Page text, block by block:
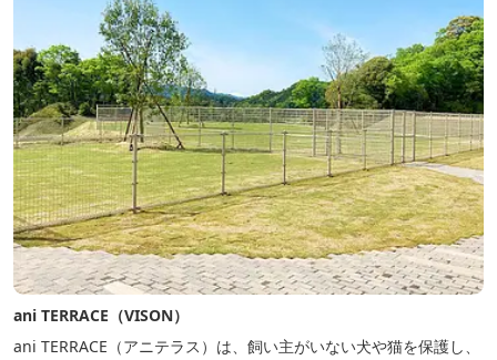
ani TERRACE（VISON）
ani TERRACE（アニテラス）は、飼い主がいない犬や猫を保護し、